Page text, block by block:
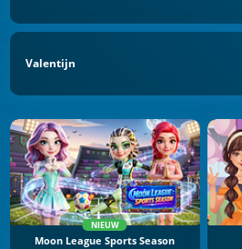
Valentijn
NIEUW
Moon League Sports Season